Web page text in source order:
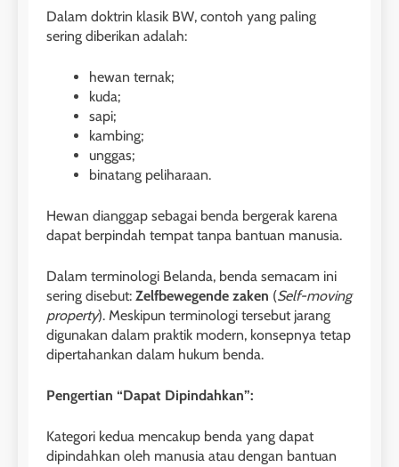
Dalam doktrin klasik BW, contoh yang paling
sering diberikan adalah:
hewan ternak;
kuda;
sapi;
kambing;
unggas;
binatang peliharaan.
Hewan dianggap sebagai benda bergerak karena
dapat berpindah tempat tanpa bantuan manusia.
Dalam terminologi Belanda, benda semacam ini
sering disebut: Zelfbewegende zaken (Self-moving
property). Meskipun terminologi tersebut jarang
digunakan dalam praktik modern, konsepnya tetap
dipertahankan dalam hukum benda.
Pengertian “Dapat Dipindahkan”:
Kategori kedua mencakup benda yang dapat
dipindahkan oleh manusia atau dengan bantuan